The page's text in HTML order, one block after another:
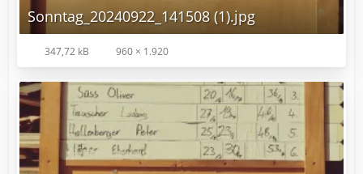
Sonntag_20240922_141508 (1).jpg
347,72 kB 960 × 1.920